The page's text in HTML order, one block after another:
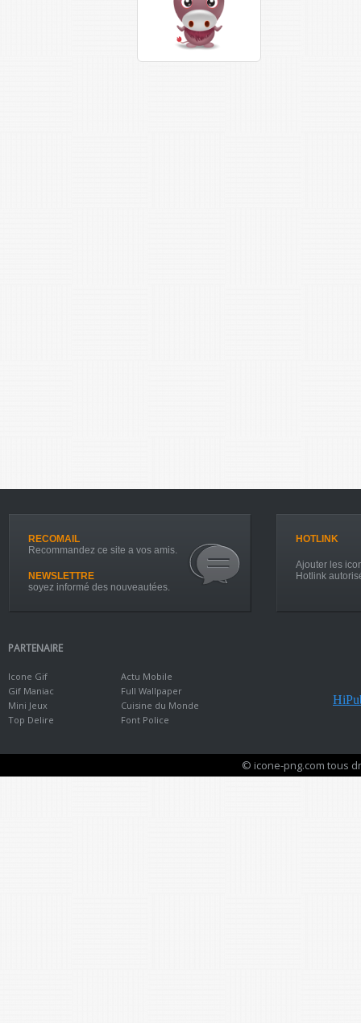
RECOMAIL
Recommandez ce site a vos amis.
NEWSLETTRE
soyez informé des nouveautées.
HOTLINK
Ajouter les
Hotlink
PARTENAIRE
Icone Gif
Gif Maniac
Mini Jeux
Top Delire
Actu Mobile
Full Wallpaper
Cuisine du Monde
Font Police
© icone-png.com tous